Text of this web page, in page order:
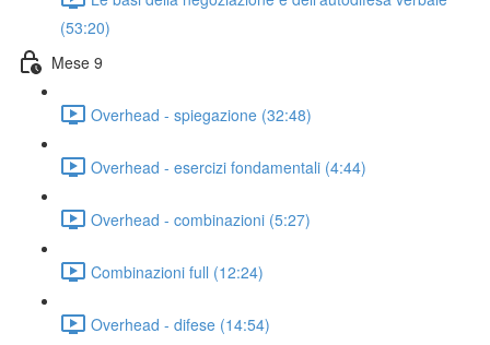
(53:20)
Mese 9
Overhead - spiegazione (32:48)
Overhead - esercizi fondamentali (4:44)
Overhead - combinazioni (5:27)
Combinazioni full (12:24)
Overhead - difese (14:54)